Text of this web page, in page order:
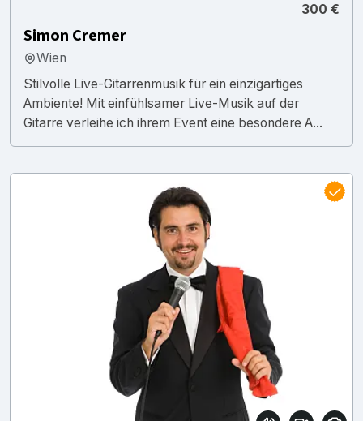
300 €
Simon Cremer
Wien
Stilvolle Live-Gitarrenmusik für ein einzigartiges
Ambiente! Mit einfühlsamer Live-Musik auf der
Gitarre verleihe ich ihrem Event eine besondere A...